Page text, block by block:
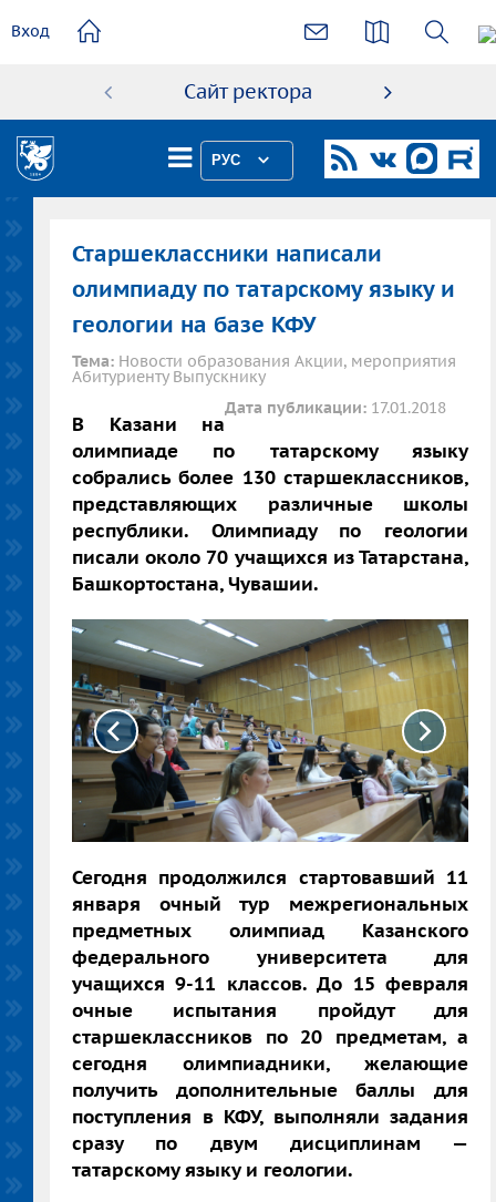
содержанию
Вход
Сайт ректора
РУС
Старшеклассники написали
олимпиаду по татарскому языку и
геологии на базе КФУ
Тема: Новости образования Акции, мероприятия
Абитуриенту Выпускнику
Дата публикации: 17.01.2018
В Казани на
олимпиаде по татарскому языку
собрались более 130 старшеклассников,
представляющих различные школы
республики. Олимпиаду по геологии
писали около 70 учащихся из Татарстана,
Башкортостана, Чувашии.
Сегодня продолжился стартовавший 11
января очный тур межрегиональных
предметных олимпиад Казанского
федерального университета для
учащихся 9-11 классов. До 15 февраля
очные испытания пройдут для
старшеклассников по 20 предметам, а
сегодня олимпиадники, желающие
получить дополнительные баллы для
поступления в КФУ, выполняли задания
сразу по двум дисциплинам —
татарскому языку и геологии.